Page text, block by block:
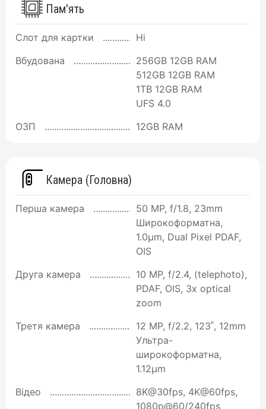
Пам'ять
Слот для картки
Ні
Вбудована
256GB 12GB RAM
512GB 12GB RAM
1TB 12GB RAM
UFS 4.0
ОЗП
12GB RAM
Камера (Головна)
Перша камера
50 MP, f/1.8, 23mm
Широкоформатна,
1.0µm, Dual Pixel PDAF,
OIS
Друга камера
10 MP, f/2.4, (telephoto),
PDAF, OIS, 3x optical
zoom
Третя камера
12 MP, f/2.2, 123˚, 12mm
Ультра-
широкоформатна,
1.12µm
Відео
8K@30fps, 4K@60fps,
1080p@60/240fps